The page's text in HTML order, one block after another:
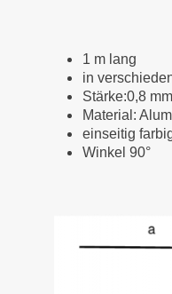
1 m lang
in
Stärke:0,8 mm
Material:
einseitig
Winkel 90°